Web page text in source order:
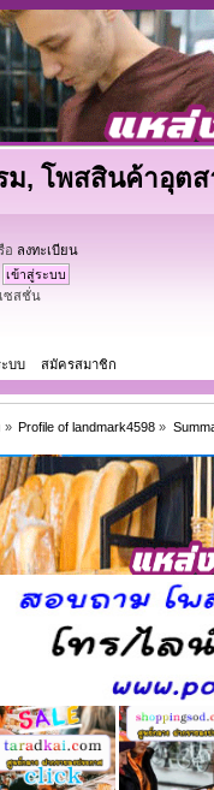
ม, โพสสินค้าอุต
อ ลงทะเบียน
ซสชั่น
ะบบ สมัครสมาชิก
» Profile of landmark4598 »